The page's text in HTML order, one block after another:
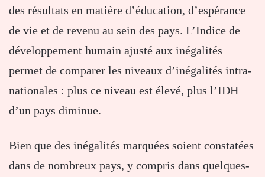
des résultats en matière d’éducation, d’espérance
de vie et de revenu au sein des pays. L’Indice de
développement humain ajusté aux inégalités
permet de comparer les niveaux d’inégalités intra-
nationales : plus ce niveau est élevé, plus l’IDH
d’un pays diminue.
Bien que des inégalités marquées soient constatées
dans de nombreux pays, y compris dans quelques-